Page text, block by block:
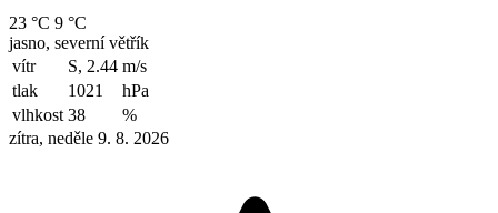
23 °C 9 °C
jasno, severní větřík
vítr
S, 2.44 m/s
tlak
1021
hPa
vlhkost 38
%
zítra, neděle 9. 8. 2026